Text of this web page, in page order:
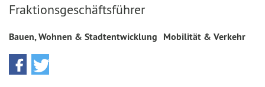
Fraktionsgeschäftsführer
Bauen, Wohnen & Stadtentwicklung Mobilität & Verkehr